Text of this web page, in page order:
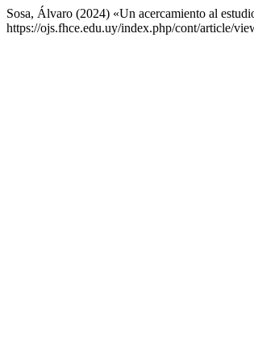
Sosa, Álvaro (2024) «Un acercamiento al
https://ojs.fhce.edu.uy/index.php/cont/article/